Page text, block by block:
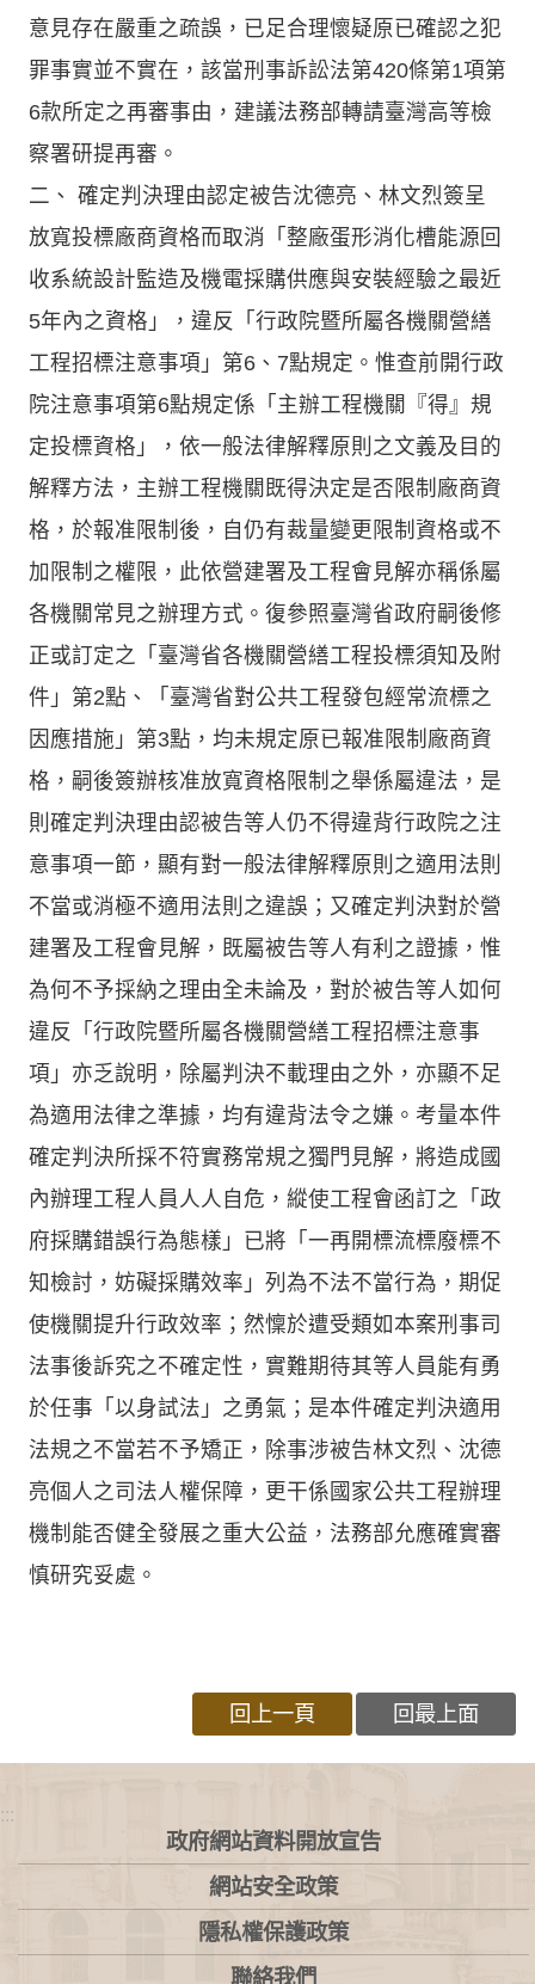
意見存在嚴重之疏誤，已足合理懷疑原已確認之犯
罪事實並不實在，該當刑事訴訟法第420條第1項第
6款所定之再審事由，建議法務部轉請臺灣高等檢
察署研提再審。
二、 確定判決理由認定被告沈德亮、林文烈簽呈
放寬投標廠商資格而取消「整廠蛋形消化槽能源回
收系統設計監造及機電採購供應與安裝經驗之最近
5年內之資格」，違反「行政院暨所屬各機關營繕
工程招標注意事項」第6、7點規定。惟查前開行政
院注意事項第6點規定係「主辦工程機關『得』規
定投標資格」，依一般法律解釋原則之文義及目的
解釋方法，主辦工程機關既得決定是否限制廠商資
格，於報准限制後，自仍有裁量變更限制資格或不
加限制之權限，此依營建署及工程會見解亦稱係屬
各機關常見之辦理方式。復參照臺灣省政府嗣後修
正或訂定之「臺灣省各機關營繕工程投標須知及附
件」第2點、「臺灣省對公共工程發包經常流標之
因應措施」第3點，均未規定原已報准限制廠商資
格，嗣後簽辦核准放寬資格限制之舉係屬違法，是
則確定判決理由認被告等人仍不得違背行政院之注
意事項一節，顯有對一般法律解釋原則之適用法則
不當或消極不適用法則之違誤；又確定判決對於營
建署及工程會見解，既屬被告等人有利之證據，惟
為何不予採納之理由全未論及，對於被告等人如何
違反「行政院暨所屬各機關營繕工程招標注意事
項」亦乏說明，除屬判決不載理由之外，亦顯不足
為適用法律之準據，均有違背法令之嫌。考量本件
確定判決所採不符實務常規之獨門見解，將造成國
內辦理工程人員人人自危，縱使工程會函訂之「政
府採購錯誤行為態樣」已將「一再開標流標廢標不
知檢討，妨礙採購效率」列為不法不當行為，期促
使機關提升行政效率；然懍於遭受類如本案刑事司
法事後訴究之不確定性，實難期待其等人員能有勇
於任事「以身試法」之勇氣；是本件確定判決適用
法規之不當若不予矯正，除事涉被告林文烈、沈德
亮個人之司法人權保障，更干係國家公共工程辦理
機制能否健全發展之重大公益，法務部允應確實審
慎研究妥處。
回上一頁 回最上面
:::
政府網站資料開放宣告
網站安全政策
隱私權保護政策
聯絡我們